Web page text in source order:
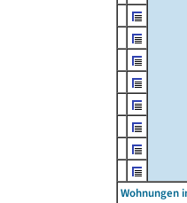
Wohnungen